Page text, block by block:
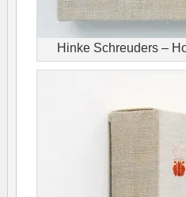
Hinke Schreuders –